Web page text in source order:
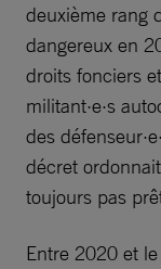
deuxième rang
dangereux en
droits fonciers
militant·e·s
des
décret
toujours pas
Entre 2020 et